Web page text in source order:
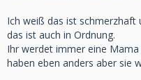
Ich weiß das ist schmerzhaft
das ist auch in Ordnung.
Ihr werdet immer eine
haben eben anders aber sie